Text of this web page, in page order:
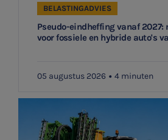
Pseudo-eindheffing vanaf 2027:
voor fossiele en hybride auto's
BELASTINGADVIES
05 augustus 2026 4 minuten